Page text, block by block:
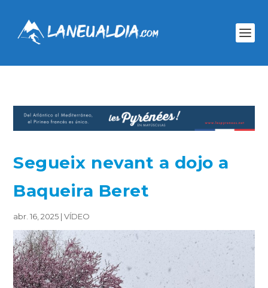
Segueix nevant a dojo a
Baqueira Beret
abr. 16, 2025 |VÍDEO